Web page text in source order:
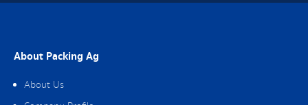
About Packing Ag
About Us